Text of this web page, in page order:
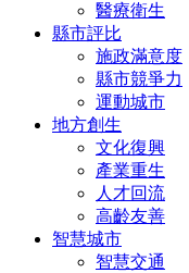
醫療衛生
縣市評比
施政滿意度
縣市競爭力
運動城市
地方創生
文化復興
產業重生
人才回流
高齡友善
智慧城市
智慧交通